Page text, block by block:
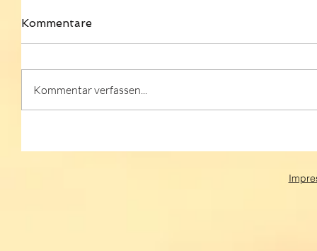
Kommentare
Kommentar verfassen...